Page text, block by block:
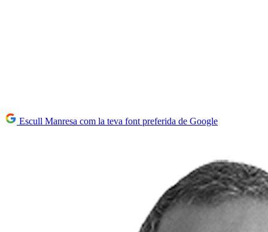
Escull Manresa com la teva font preferida de Google